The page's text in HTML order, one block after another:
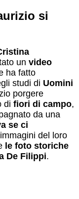
si
un video
ha fatto
studi di Uomini
porgere
di fiori di campo,
da una
se ci
del loro
le foto storiche
De Filippi.